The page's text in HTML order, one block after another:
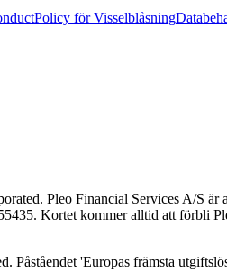
Policy för Visselblåsning
Pleo Financial Services A/S
Kortet kommer alltid att förbli
'Europas främsta